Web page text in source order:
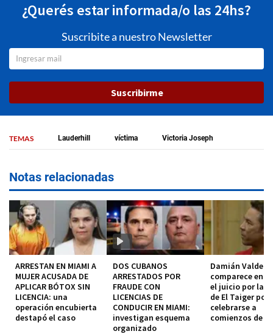
¿Querés estar informada/o las 24hs?
Suscribite a nuestro Newsletter
Suscribirme
TEMAS Lauderhill víctima Victoria Joseph
Notas relacionadas
ARRESTAN EN MIAMI A
MUJER ACUSADA DE
APLICAR BÓTOX SIN
LICENCIA: una
operación encubierta
destapó el caso
DOS CUBANOS
ARRESTADOS POR
FRAUDE CON
LICENCIAS DE
CONDUCIR EN MIAMI:
investigan esquema
organizado
Damián Valdez
comparece en
el juicio por la
de El Taiger
celebrarse a
comienzos de